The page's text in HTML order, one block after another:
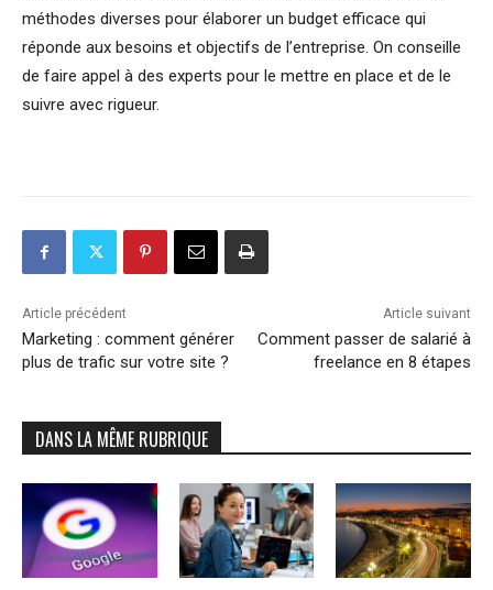
méthodes diverses pour élaborer un budget efficace qui
réponde aux besoins et objectifs de l’entreprise. On conseille
de faire appel à des experts pour le mettre en place et de le
suivre avec rigueur.
Article précédent
Marketing : comment générer
plus de trafic sur votre site ?
Article suivant
Comment passer de salarié à
freelance en 8 étapes
DANS LA MÊME RUBRIQUE